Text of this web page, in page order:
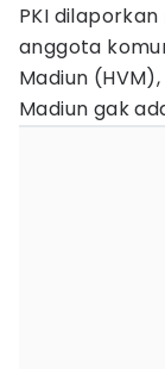
PKI
anggota
Madiun
Madiun gak